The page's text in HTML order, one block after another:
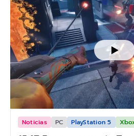
Noticias PC PlayStation 5